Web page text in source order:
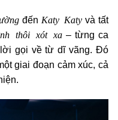
đến Katy Katy và tất
thôi xót xa– từng ca
gọi về từ dĩ vãng. Đó
giai đoạn cảm xúc, cả